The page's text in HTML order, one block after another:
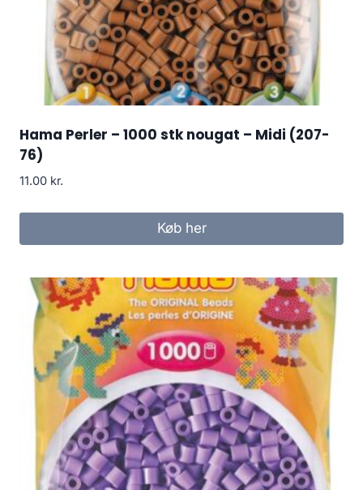
Hama Perler – 1000 stk nougat – Midi (207-
76)
11.00 kr.
Køb her